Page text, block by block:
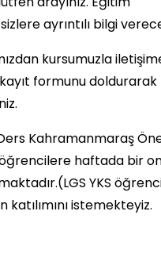
ayrıntılı bilgi
kursumuzla
formunu
Kahramanmaraş
haftada bir
YKS
istemekteyiz.